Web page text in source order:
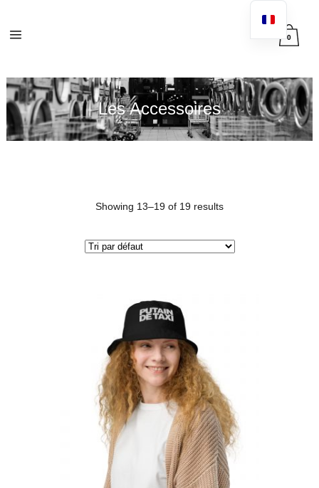
0
Les Accessoires
Showing 13–19 of 19 results